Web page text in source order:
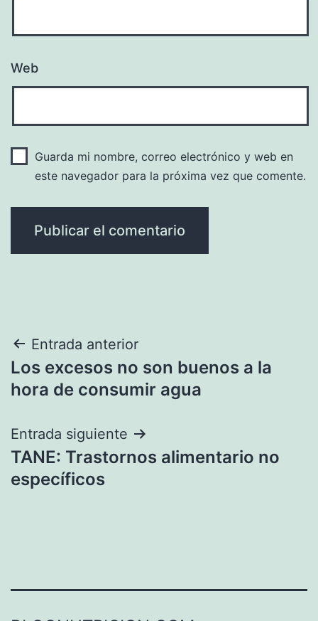
Web
Guarda mi nombre, correo electrónico y web en
este navegador para la próxima vez que comente.
Navegación
de
Entrada anterior
Los excesos no son buenos a la
hora de consumir agua
Entrada siguiente
TANE: Trastornos alimentario no
específicos